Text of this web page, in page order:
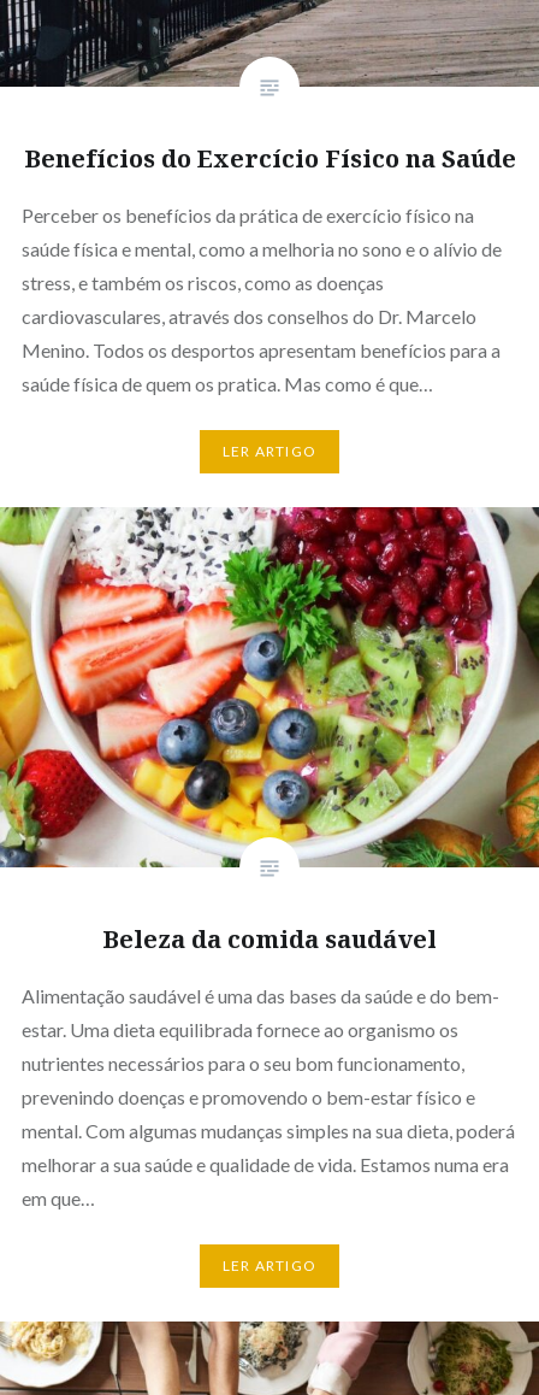
Benefícios do Exercício Físico na Saúde
Perceber os benefícios da prática de exercício físico na
saúde física e mental, como a melhoria no sono e o alívio de
stress, e também os riscos, como as doenças
cardiovasculares, através dos conselhos do Dr. Marcelo
Menino. Todos os desportos apresentam benefícios para a
saúde física de quem os pratica. Mas como é que…
LER ARTIGO
Beleza da comida saudável
Alimentação saudável é uma das bases da saúde e do bem-
estar. Uma dieta equilibrada fornece ao organismo os
nutrientes necessários para o seu bom funcionamento,
prevenindo doenças e promovendo o bem-estar físico e
mental. Com algumas mudanças simples na sua dieta, poderá
melhorar a sua saúde e qualidade de vida. Estamos numa era
em que…
LER ARTIGO